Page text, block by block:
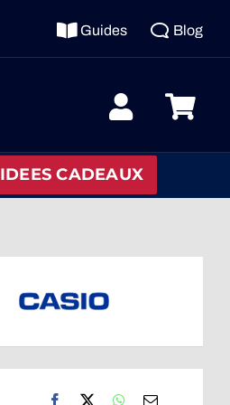
Guides Blog
IDEES CADEAUX